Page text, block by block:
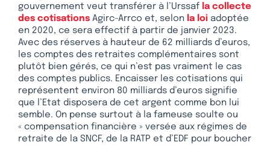
gouvernement veut transférer à l’Urssaf la collecte
des cotisations Agirc-Arrco et, selon la loi adoptée
en 2020, ce sera effectif à partir de janvier 2023.
Avec des réserves à hauteur de 62 milliards d’euros,
les comptes des retraites complémentaires sont
plutôt bien gérés, ce qui n’est pas vraiment le cas
des comptes publics. Encaisser les cotisations qui
représentent environ 80 milliards d’euros signifie
que l’Etat disposera de cet argent comme bon lui
semble. On pense surtout à la fameuse soulte ou
« compensation financière » versée aux régimes de
retraite de la SNCF, de la RATP et d’EDF pour boucher